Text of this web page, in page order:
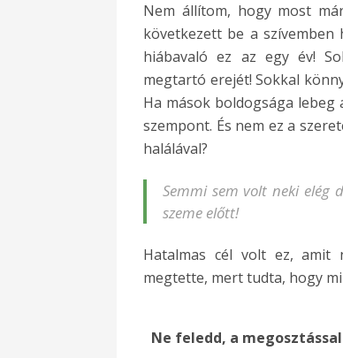
Nem állítom, hogy most
következett be a
hiábavaló ez az egy év!
megtartó erejét! Sokkal
Ha mások boldogsága
szempont. És nem ez a
halálával?
Semmi sem volt neki elég
szeme előtt!
Hatalmas cél volt ez, amit
megtette, mert tudta, hogy
Ne feledd, a